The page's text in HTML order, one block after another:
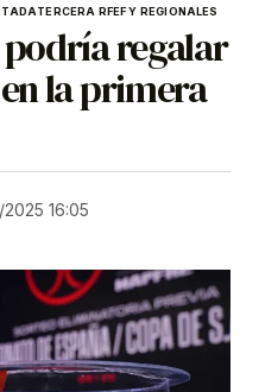
TERCERA RFEF Y REGIONALES
podría regalar
la primera
2025 16:05